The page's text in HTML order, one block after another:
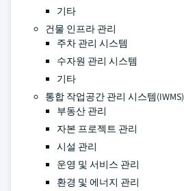
기타
건물 인프라 관리
주차 관리 시스템
수자원 관리 시스템
기타
통합 작업공간 관리 시스템(IWMS)
부동산 관리
자본 프로젝트 관리
시설 관리
운영 및 서비스 관리
환경 및 에너지 관리